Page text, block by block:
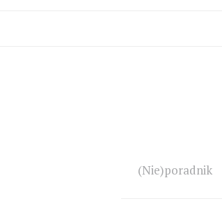
(Nie)poradnik